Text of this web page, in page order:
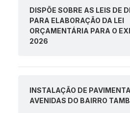
DISPÕE SOBRE AS LEIS DE
PARA ELABORAÇÃO DA LEI
ORÇAMENTÁRIA PARA O
2026
INSTALAÇÃO DE
AVENIDAS DO BAIRRO